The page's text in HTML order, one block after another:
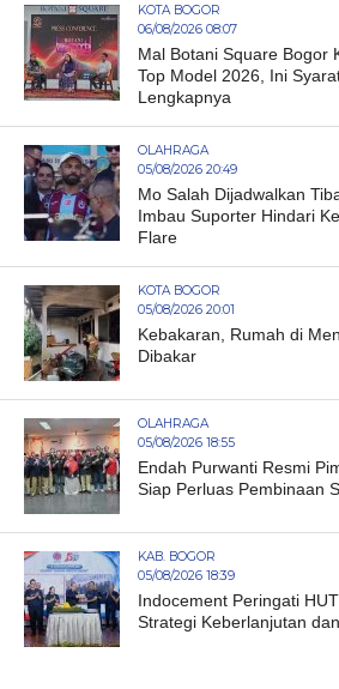
KOTA BOGOR
06/08/2026 08:07
Mal Botani Square Bogor
Top Model 2026, Ini
Lengkapnya
OLAHRAGA
05/08/2026 20:49
Mo Salah Dijadwalkan
Imbau Suporter Hindari
Flare
KOTA BOGOR
05/08/2026 20:01
Kebakaran, Rumah di
Dibakar
OLAHRAGA
05/08/2026 18:55
Endah Purwanti Resmi
Siap Perluas Pembinaan
KAB. BOGOR
05/08/2026 18:39
Indocement Peringati
Strategi Keberlanjutan